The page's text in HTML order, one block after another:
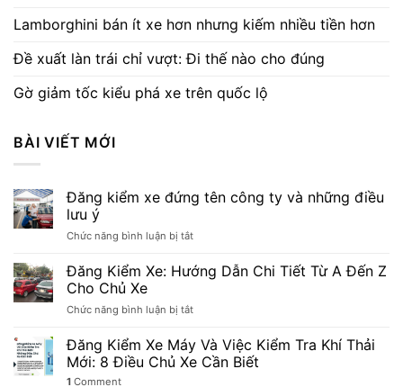
Lamborghini bán ít xe hơn nhưng kiếm nhiều tiền hơn
Đề xuất làn trái chỉ vượt: Đi thế nào cho đúng
Gờ giảm tốc kiểu phá xe trên quốc lộ
BÀI VIẾT MỚI
Đăng kiểm xe đứng tên công ty và những điều
lưu ý
Chức năng bình luận bị tắtở
kiểm
xe
tên
ty
và
Đăng Kiểm Xe: Hướng Dẫn Chi Tiết Từ A Đến Z
Cho Chủ Xe
Chức năng bình luận bị tắtở
Kiểm
Xe:
Hướng
Đăng Kiểm Xe Máy Và Việc Kiểm Tra Khí Thải
Mới: 8 Điều Chủ Xe Cần Biết
1 Comment